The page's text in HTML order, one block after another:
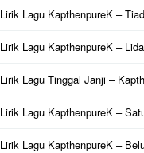
Lirik Lagu KapthenpureK –
Lirik Lagu KapthenpureK –
Lirik Lagu Tinggal Janji –
Lirik Lagu KapthenpureK –
Lirik Lagu KapthenpureK –